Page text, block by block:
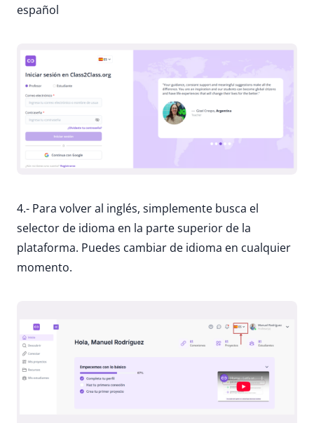
español
4.- Para volver al inglés, simplemente busca el
selector de idioma en la parte superior de la
plataforma. Puedes cambiar de idioma en cualquier
momento.